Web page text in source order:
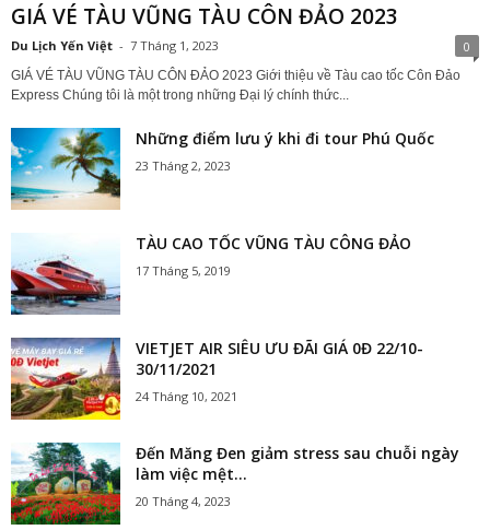
GIÁ VÉ TÀU VŨNG TÀU CÔN ĐẢO 2023
Du Lịch Yến Việt - 7 Tháng 1, 2023 0
GIÁ VÉ TÀU VŨNG TÀU CÔN ĐẢO 2023 Giới thiệu về Tàu cao tốc Côn Đảo
Express Chúng tôi là một trong những Đại lý chính thức...
Những điểm lưu ý khi đi tour Phú Quốc
23 Tháng 2, 2023
TÀU CAO TỐC VŨNG TÀU CÔNG ĐẢO
17 Tháng 5, 2019
VIETJET AIR SIÊU ƯU ĐÃI GIÁ 0Đ 22/10-
30/11/2021
24 Tháng 10, 2021
Đến Măng Đen giảm stress sau chuỗi ngày
làm việc mệt...
20 Tháng 4, 2023